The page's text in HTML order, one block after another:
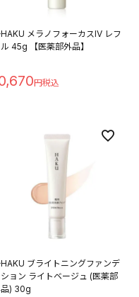
メラノフォーカスIV レフ
ル 45g 【医薬部外品】
ブライトニングファンデ
ョン ライトベージュ (医薬部
) 30g